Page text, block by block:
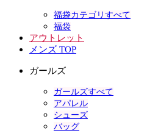
福袋カテゴリすべて
福袋
アウトレット
メンズ TOP
ガールズ
ガールズすべて
アパレル
シューズ
バッグ